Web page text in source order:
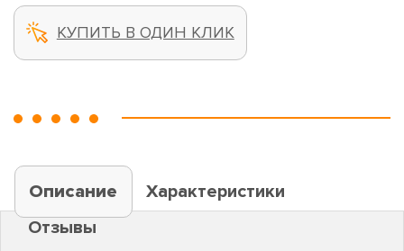
КУПИТЬ В ОДИН КЛИК
Описание
Характеристики
Отзывы